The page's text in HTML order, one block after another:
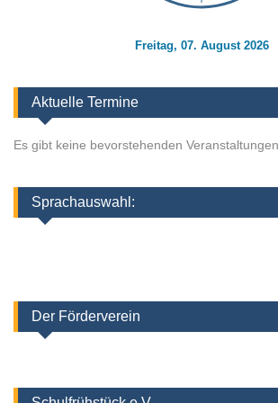
Freitag, 07. August 2026
Aktuelle Termine
Es gibt keine bevorstehenden Veranstaltungen.
Sprachauswahl:
Der Förderverein